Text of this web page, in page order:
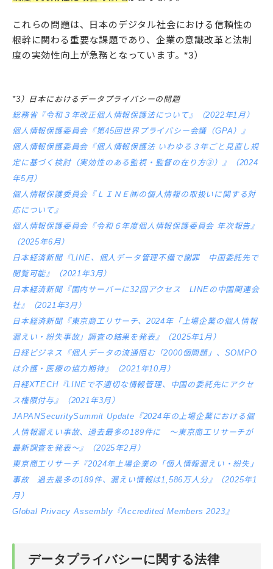
これらの問題は、日本のデジタル社会における信頼性の
根幹に関わる重要な課題であり、企業の意識改革と法制
度の実効性向上が急務となっています。*3）
*3）日本におけるデータプライバシーの問題
総務省『令和３年改正個人情報保護法について』（2022年1月）
個人情報保護委員会『第45回世界プライバシー会議（GPA）』
個人情報保護委員会『個人情報保護法 いわゆる３年ごと見直し規
定に基づく検討（実効性のある監視・監督の在り方③）』（2024
年5月）
個人情報保護委員会『ＬＩＮＥ㈱の個人情報の取扱いに関する対
応について』
個人情報保護委員会『令和６年度個人情報保護委員会 年次報告』
（2025年6月）
日本経済新聞『LINE、個人データ管理不備で謝罪 中国委託先で
閲覧可能』（2021年3月）
日本経済新聞『国内サーバーに32回アクセス LINEの中国関連会
社』（2021年3月）
日本経済新聞『東京商工リサーチ、2024年「上場企業の個人情報
漏えい・紛失事故」調査の結果を発表』（2025年1月）
日経ビジネス『個人データの流通阻む「2000個問題」、SOMPO
は介護・医療の協力期待』（2021年10月）
日経XTECH『LINEで不適切な情報管理、中国の委託先にアクセ
ス権限付与』（2021年3月）
JAPANSecuritySummit Update『2024年の上場企業における個
人情報漏えい事故、過去最多の189件に ～東京商工リサーチが
最新調査を発表～』（2025年2月）
東京商工リサーチ『2024年上場企業の「個人情報漏えい・紛失」
事故 過去最多の189件、漏えい情報は1,586万人分』（2025年1
月）
Global Privacy Assembly『Accredited Members 2023』
データプライバシーに関する法律